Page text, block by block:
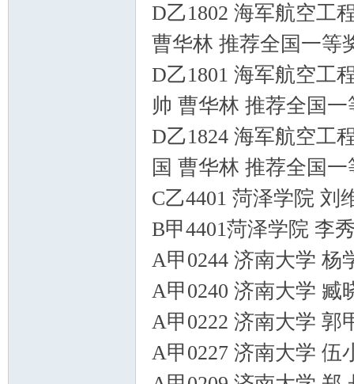
D乙1802 海军航空工
曹华林 推荐全国一等
D乙1801 海军航空工
帅 曹华林 推荐全国一
D乙1824 海军航空工
国 曹华林 推荐全国一
C乙4401 菏泽学院 刘
B甲4401菏泽学院 李
A甲0244 济南大学 杨
A甲0240 济南大学 臧
A甲0222 济南大学 郭
A甲0227 济南大学 伍